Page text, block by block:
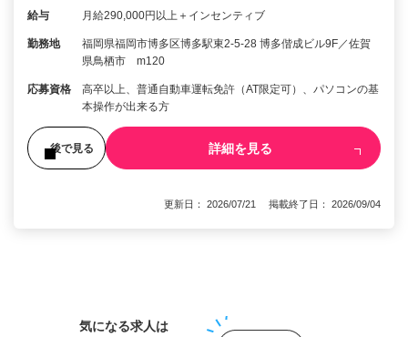
給与 月給290,000円以上＋インセンティブ
勤務地
福岡県福岡市博多区博多駅東2-5-28 博多偕成ビル9F／佐賀
県鳥栖市 m120
応募資格
高卒以上、普通自動車運転免許（AT限定可）、パソコンの基
本操作が出来る方
後で見る 詳細を見る
更新日： 2026/07/21 掲載終了日： 2026/09/04
気になる求人は